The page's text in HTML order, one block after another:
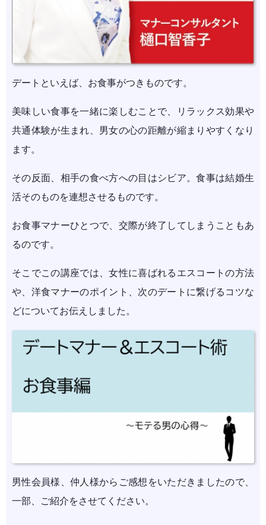
デートといえば、お食事がつきものです。
美味しい食事を一緒に楽しむことで、リラックス効果や
共通体験が生まれ、男女の心の距離が縮まりやすくなり
ます。
その反面、相手の食べ方への目はシビア。食事は結婚生
活そのものを連想させるものです。
お食事マナーひとつで、交際が終了してしまうこともあ
るのです。
そこでこの講座では、女性に喜ばれるエスコートの方法
や、洋食マナーのポイント、次のデートに繋げるコツな
どについてお伝えしました。
男性会員様、仲人様からご感想をいただきましたので、
一部、ご紹介をさせてください。